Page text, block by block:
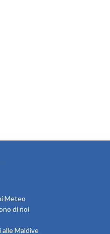
Meteo
di noi
alle Maldive